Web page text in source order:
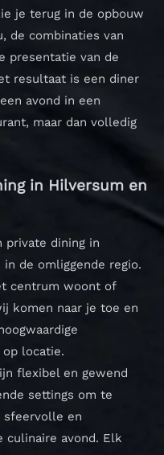
je terug in de opbouw
de combinaties van
presentatie van de
resultaat is een diner
avond in een
maar dan volledig
in Hilversum en
private dining in
de omliggende regio.
centrum woont of
komen naar je toe en
op locatie.
flexibel en gewend
settings om te
sfeervolle en
culinaire avond. Elk